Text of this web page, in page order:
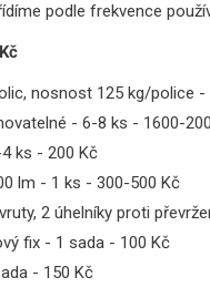
podle frekvence
nosnost 125 kg/police
- 6-8 ks - 1600-
ks - 200 Kč
lm - 1 ks - 300-500 Kč
2 úhelníky proti
fix - 1 sada - 100 Kč
- 150 Kč